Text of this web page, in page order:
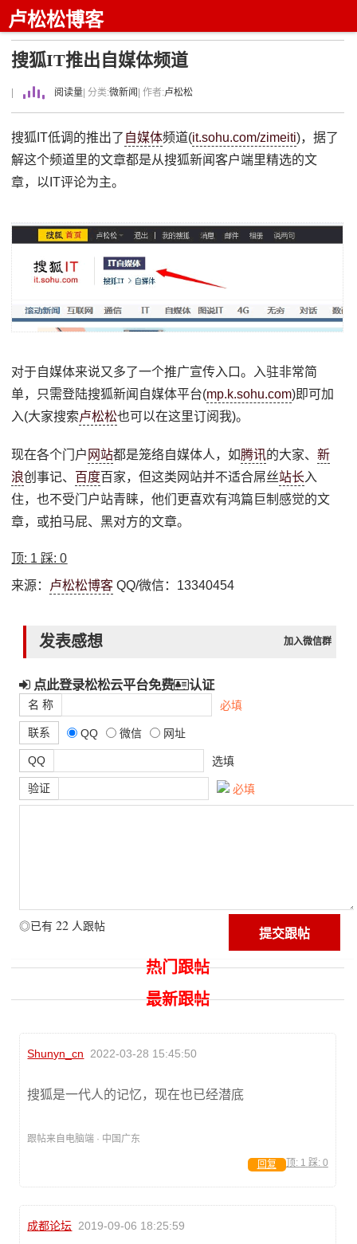
卢松松博客
搜狐IT推出自媒体频道
阅读量 | 分类:微新闻 | 作者:卢松松
搜狐IT低调的推出了 自媒体频道(it.sohu.com/zimeiti)，据了
解这个频道里的文章都是从搜狐新闻客户端里精选的文
章，以IT评论为主。
对于自媒体来说又多了一个推广宣传入口。入驻非常简
单，只需登陆搜狐新闻自媒体平台(mp.k.sohu.com)即可加
入(大家搜索卢松松也可以在这里订阅我)。
现在各个门户 网站都是笼络自媒体人，如腾讯的大家、新
浪创事记、 百度百家，但这类网站并不适合屌丝站长入
住，也不受门户站青睐，他们更喜欢有鸿篇巨制感觉的文
章，或拍马屁、黑对方的文章。
顶: 1 踩:0
来源： 卢松松博客 QQ/微信：13340454
发表感想 加入微信群
点此登录松松云平台免费 认证
名 称 必填
联系 QQ 微信 网址
QQ 选填
验证 必填
◎已有 22 人跟帖
热门跟帖
最新跟帖
Shunyn_cn 2022-03-28 15:45:50
搜狐是一代人的记忆，现在也已经潜底
跟帖来自电脑端 · 中国广东
顶: 1 踩: 0
回复
成都论坛 2019-09-06 18:25:59